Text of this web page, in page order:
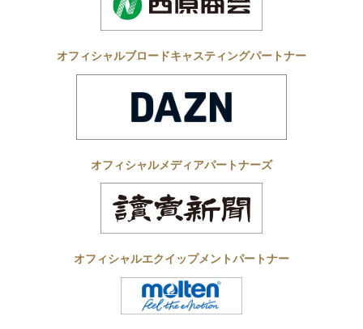
オフィシャルブロードキャスティングパートナー
オフィシャルメディアパートナーズ
オフィシャルエクイップメントパートナー